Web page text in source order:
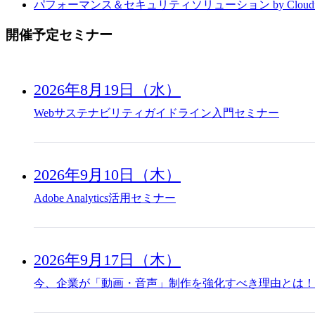
パフォーマンス＆セキュリティソリューション by
開催予定セミナー
2026年8月19日（水）
Webサステナビリティガイドライン入門セミナー
2026年9月10日（木）
Adobe Analytics活用セミナー
2026年9月17日（木）
今、企業が「動画・音声」制作を強化すべき理由とは！